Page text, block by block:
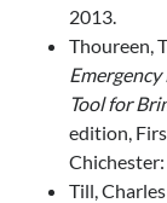
2013.
Thoureen,
Tool for
edition,
Till, Charles